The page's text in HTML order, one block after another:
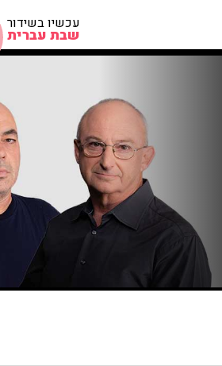
עכשיו בשידור
שבת עברית